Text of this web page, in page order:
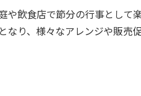
飲食店で節分の行事として楽
り、様々なアレンジや販売